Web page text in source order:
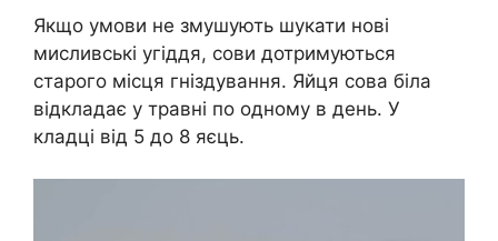
Якщо умови не змушують шукати нові
мисливські угіддя, сови дотримуються
старого місця гніздування. Яйця сова біла
відкладає у травні по одному в день. У
кладці від 5 до 8 яєць.